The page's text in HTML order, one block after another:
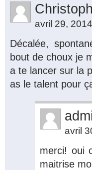
avril 29,
Décalée,
bout de choux je
a te lancer sur la
as le talent pour
avril
merci! oui
maitrise